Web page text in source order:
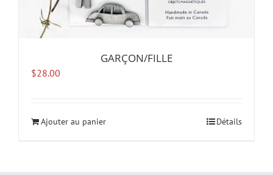
GARÇON/FILLE
$28.00
Ajouter au panier Détails